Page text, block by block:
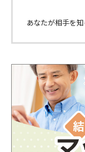
あなたが相手を